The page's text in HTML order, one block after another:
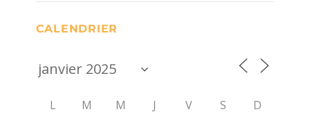
CALENDRIER
L M M J V S D